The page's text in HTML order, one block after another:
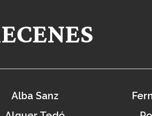
Alba Sanz